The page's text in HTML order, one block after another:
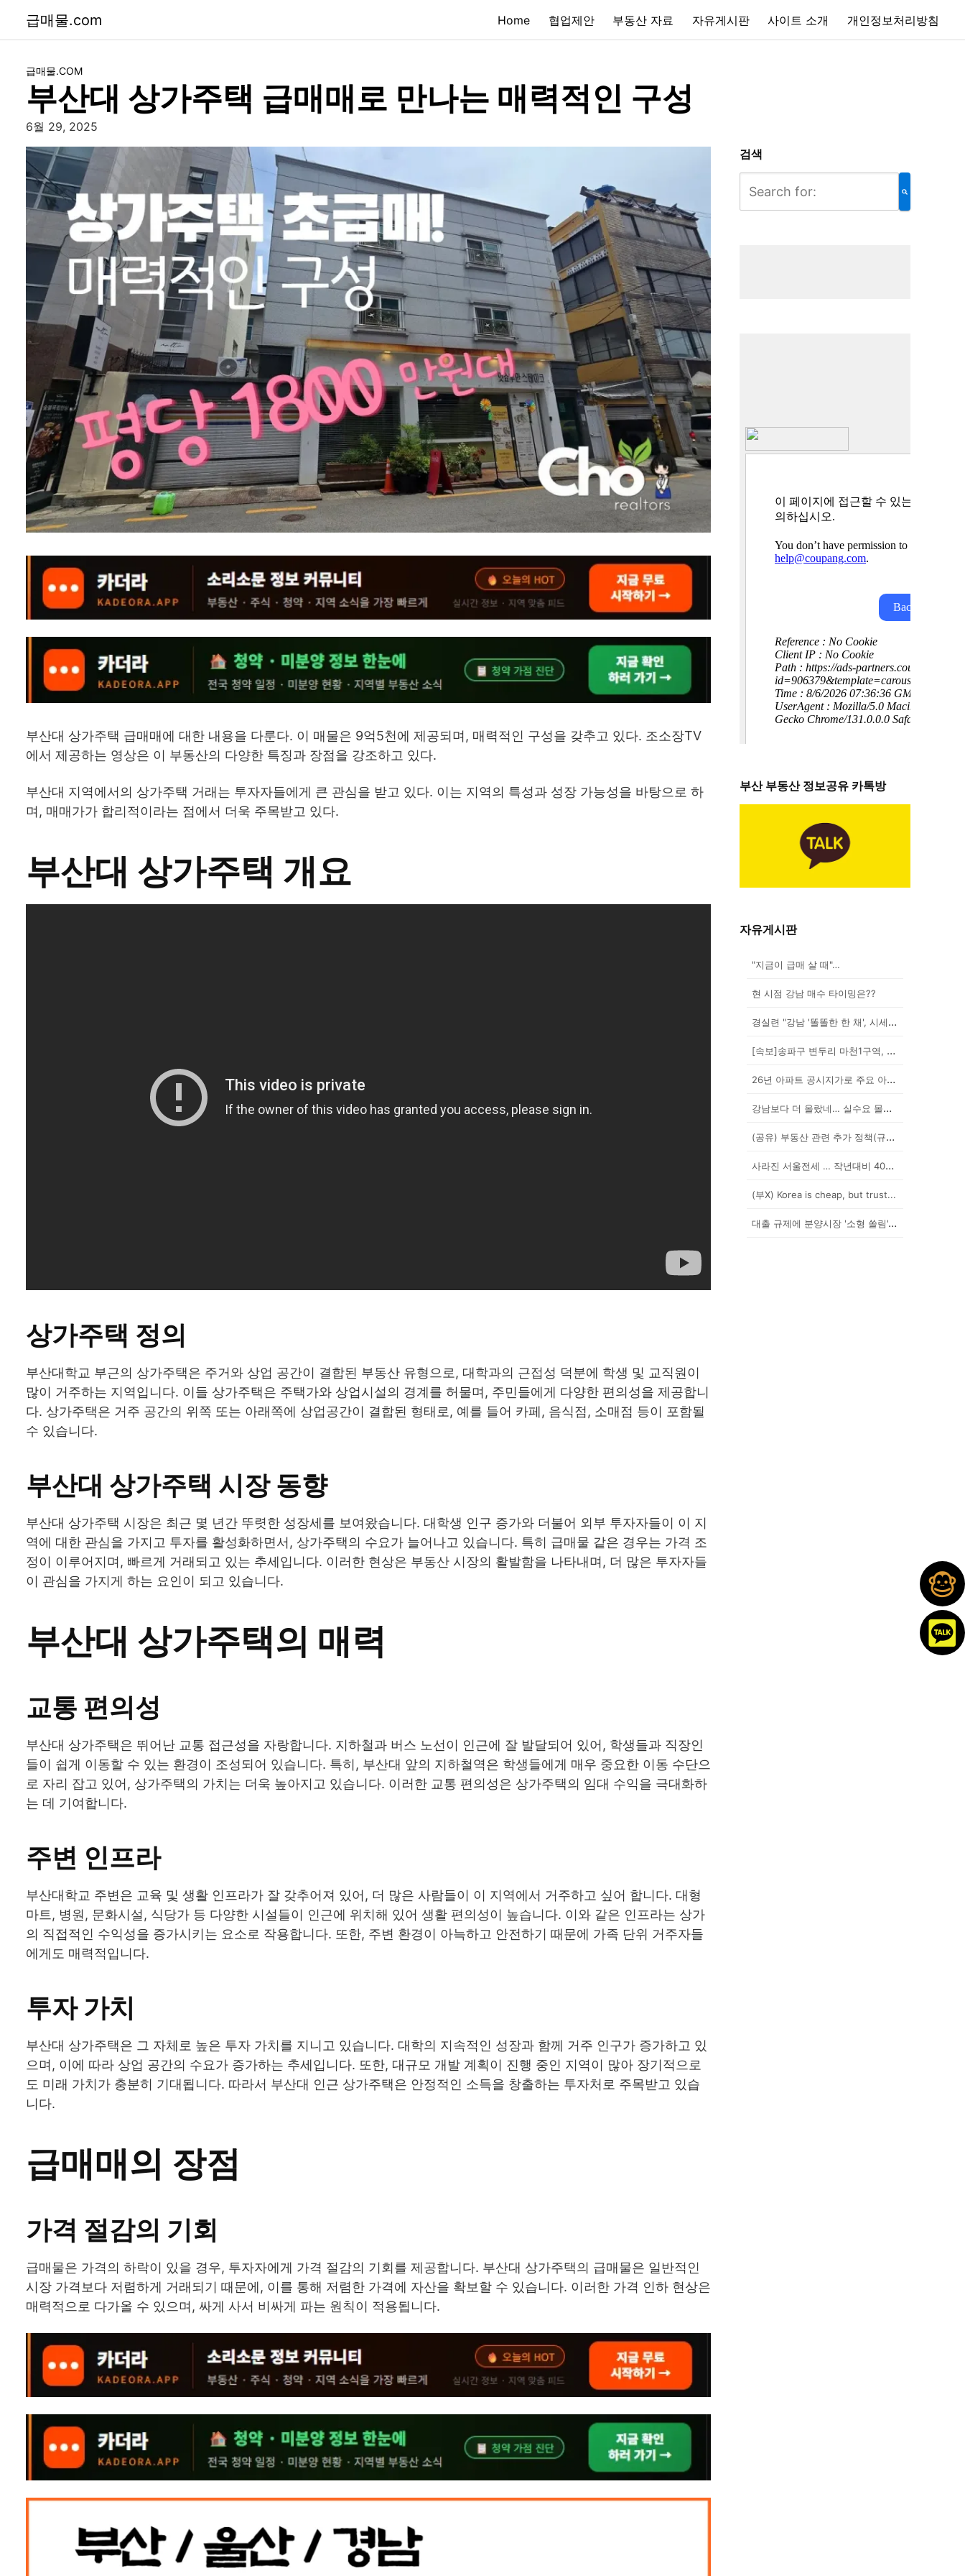
급매물.com Home 협업제안 부동산 자료 자유게시판 사이트 소개 개인정보처리방침
급매물.COM
부산대 상가주택 급매매로 만나는 매력적인 구성
6월 29, 2025
부산대 상가주택 급매매에 대한 내용을 다룬다. 이 매물은 9억5천에 제공되며, 매력적인 구성을 갖추고 있다. 조소장TV
에서 제공하는 영상은 이 부동산의 다양한 특징과 장점을 강조하고 있다.
부산대 지역에서의 상가주택 거래는 투자자들에게 큰 관심을 받고 있다. 이는 지역의 특성과 성장 가능성을 바탕으로 하
며, 매매가가 합리적이라는 점에서 더욱 주목받고 있다.
부산대 상가주택 개요
상가주택 정의
부산대학교 부근의 상가주택은 주거와 상업 공간이 결합된 부동산 유형으로, 대학과의 근접성 덕분에 학생 및 교직원이
많이 거주하는 지역입니다. 이들 상가주택은 주택가와 상업시설의 경계를 허물며, 주민들에게 다양한 편의성을 제공합니
다. 상가주택은 거주 공간의 위쪽 또는 아래쪽에 상업공간이 결합된 형태로, 예를 들어 카페, 음식점, 소매점 등이 포함될
수 있습니다.
부산대 상가주택 시장 동향
부산대 상가주택 시장은 최근 몇 년간 뚜렷한 성장세를 보여왔습니다. 대학생 인구 증가와 더불어 외부 투자자들이 이 지
역에 대한 관심을 가지고 투자를 활성화하면서, 상가주택의 수요가 늘어나고 있습니다. 특히 급매물 같은 경우는 가격 조
정이 이루어지며, 빠르게 거래되고 있는 추세입니다. 이러한 현상은 부동산 시장의 활발함을 나타내며, 더 많은 투자자들
이 관심을 가지게 하는 요인이 되고 있습니다.
부산대 상가주택의 매력
교통 편의성
부산대 상가주택은 뛰어난 교통 접근성을 자랑합니다. 지하철과 버스 노선이 인근에 잘 발달되어 있어, 학생들과 직장인
들이 쉽게 이동할 수 있는 환경이 조성되어 있습니다. 특히, 부산대 앞의 지하철역은 학생들에게 매우 중요한 이동 수단으
로 자리 잡고 있어, 상가주택의 가치는 더욱 높아지고 있습니다. 이러한 교통 편의성은 상가주택의 임대 수익을 극대화하
는 데 기여합니다.
주변 인프라
부산대학교 주변은 교육 및 생활 인프라가 잘 갖추어져 있어, 더 많은 사람들이 이 지역에서 거주하고 싶어 합니다. 대형
마트, 병원, 문화시설, 식당가 등 다양한 시설들이 인근에 위치해 있어 생활 편의성이 높습니다. 이와 같은 인프라는 상가
의 직접적인 수익성을 증가시키는 요소로 작용합니다. 또한, 주변 환경이 아늑하고 안전하기 때문에 가족 단위 거주자들
에게도 매력적입니다.
투자 가치
부산대 상가주택은 그 자체로 높은 투자 가치를 지니고 있습니다. 대학의 지속적인 성장과 함께 거주 인구가 증가하고 있
으며, 이에 따라 상업 공간의 수요가 증가하는 추세입니다. 또한, 대규모 개발 계획이 진행 중인 지역이 많아 장기적으로
도 미래 가치가 충분히 기대됩니다. 따라서 부산대 인근 상가주택은 안정적인 소득을 창출하는 투자처로 주목받고 있습
니다.
급매매의 장점
가격 절감의 기회
급매물은 가격의 하락이 있을 경우, 투자자에게 가격 절감의 기회를 제공합니다. 부산대 상가주택의 급매물은 일반적인
시장 가격보다 저렴하게 거래되기 때문에, 이를 통해 저렴한 가격에 자산을 확보할 수 있습니다. 이러한 가격 인하 현상은
매력적으로 다가올 수 있으며, 싸게 사서 비싸게 파는 원칙이 적용됩니다.
검색
부산 부동산 정보공유 카톡방
자유게시판
"지금이 급매 살 때"…
현 시점 강남 매수 타이밍은??
경실련 "강남 '똘똘한 한 채', 시세 차익 102억인...
[속보]송파구 변두리 마천1구역, 49층 랜드마크로 날...
26년 아파트 공시지가로 주요 아파트 보유세 시뮬레이션...
강남보다 더 올랐네… 실수요 몰린 이곳은?
(공유) 부동산 관련 추가 정책(규제) 발표 예상됩니다...
사라진 서울전세 … 작년대비 40% '뚝'
(부X) Korea is cheap, but trust...
대출 규제에 분양시장 '소형 쏠림'…20평 이하 경쟁률...